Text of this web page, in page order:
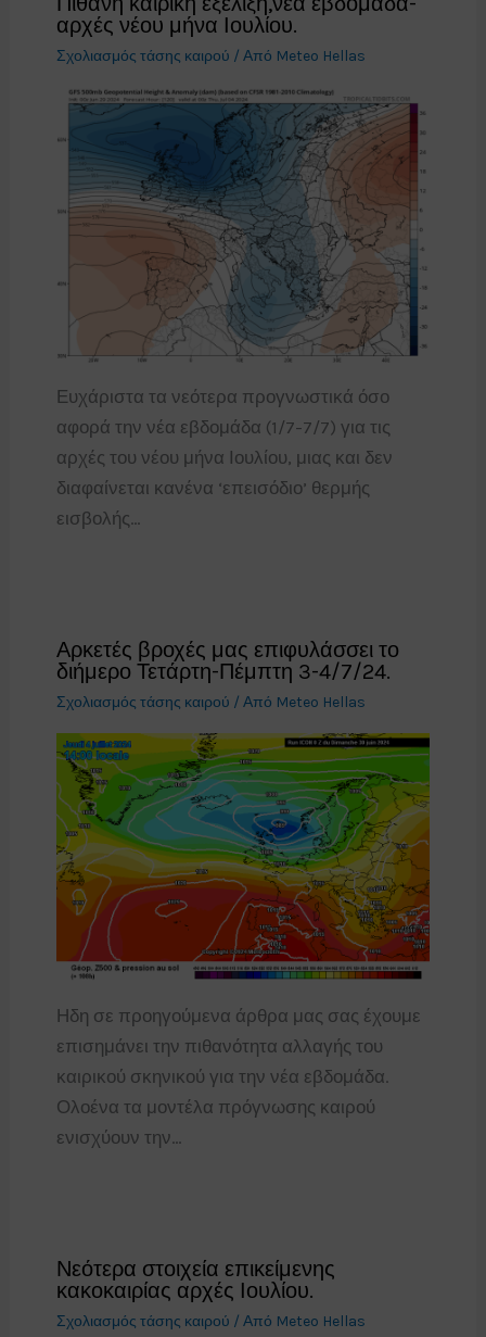
αρχές νέου μήνα Ιουλίου.
Σχολιασμός τάσης καιρού / Από Meteo Hellas
Ευχάριστα τα νεότερα προγνωστικά όσο
αφορά την νέα εβδομάδα (1/7-7/7) για τις
αρχές του νέου μήνα Ιουλίου, μιας και δεν
διαφαίνεται κανένα ‘επεισόδιο’ θερμής
εισβολής…
Αρκετές βροχές μας επιφυλάσσει το
διήμερο Τετάρτη-Πέμπτη 3-4/7/24.
Σχολιασμός τάσης καιρού / Από Meteo Hellas
Ηδη σε προηγούμενα άρθρα μας σας έχουμε
επισημάνει την πιθανότητα αλλαγής του
καιρικού σκηνικού για την νέα εβδομάδα.
Ολοένα τα μοντέλα πρόγνωσης καιρού
ενισχύουν την…
Νεότερα στοιχεία επικείμενης
κακοκαιρίας αρχές Ιουλίου.
Σχολιασμός τάσης καιρού / Από Meteo Hellas